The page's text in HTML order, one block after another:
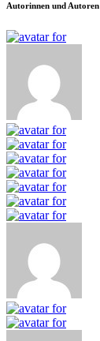
Autorinnen und Autoren